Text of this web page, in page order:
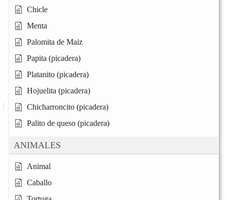
Chicle
Menta
Palomita de Maiz
Papita (picadera)
Platanito (picadera)
Hojuelita (picadera)
Chicharroncito (picadera)
Palito de queso (picadera)
ANIMALES
Animal
Caballo